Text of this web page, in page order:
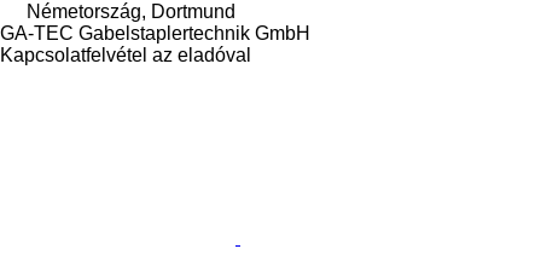
Németország, Dortmund
GA-TEC Gabelstaplertechnik GmbH
Kapcsolatfelvétel az eladóval